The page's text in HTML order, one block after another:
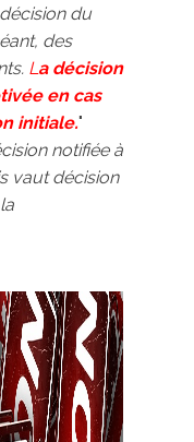
du
des
Ladécision
en cas
initiale."
notifiée à
vaut décision